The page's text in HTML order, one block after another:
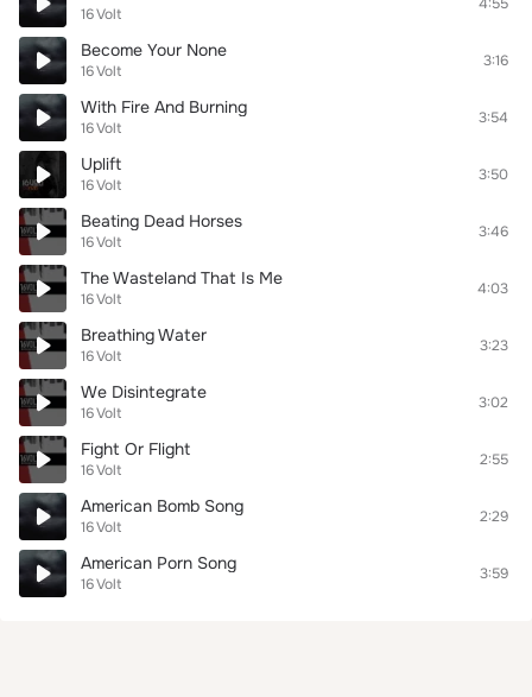
16 Volt
Become Your None
16 Volt
3:16
With Fire And Burning
16 Volt
3:54
Uplift
16 Volt
3:50
Beating Dead Horses
16 Volt
3:46
The Wasteland That Is Me
16 Volt
4:03
Breathing Water
16 Volt
3:23
We Disintegrate
16 Volt
3:02
Fight Or Flight
16 Volt
2:55
American Bomb Song
16 Volt
2:29
American Porn Song
16 Volt
3:59